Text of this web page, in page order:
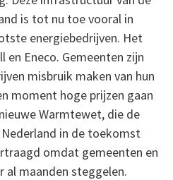
is tot nu toe vooral in
energiebedrijven. Het
Eneco. Gemeenten zijn
misbruik maken van hun
moment hoge prijzen gaan
Warmtewet, die de
in de toekomst
omdat gemeenten en
al maanden steggelen.